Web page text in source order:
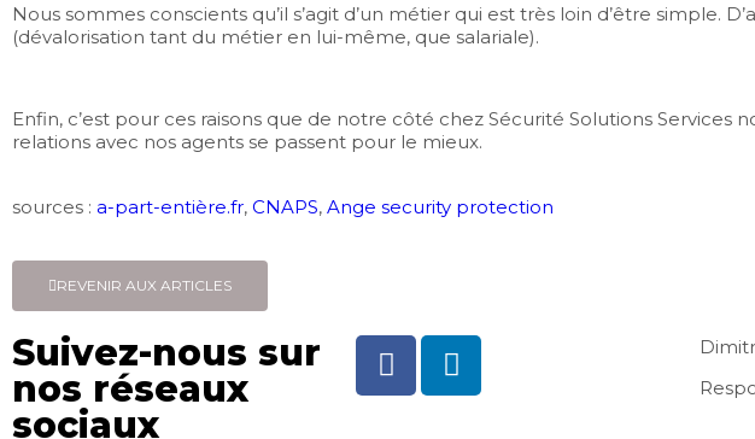
Nous sommes conscients qu’il s’agit d’un métier qui est très loin d’être
(dévalorisation tant du métier en lui-même, que salariale).
Enfin, c’est pour ces raisons que de notre côté chez Sécurité Solutions
relations avec nos agents se passent pour le mieux.
sources : a-part-entière.fr, CNAPS, Ange security protection
REVENIR AUX ARTICLES
Suivez-nous sur
nos réseaux
sociaux